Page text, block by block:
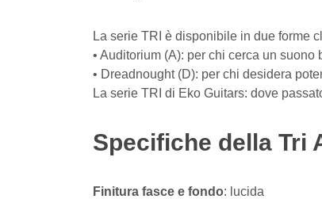
La serie TRI è disponibile in due forme
• Auditorium (A): per chi cerca un
• Dreadnought (D): per chi desidera
La serie TRI di Eko Guitars: dove
Specifiche della Tri
Finitura fasce e fondo: lucida